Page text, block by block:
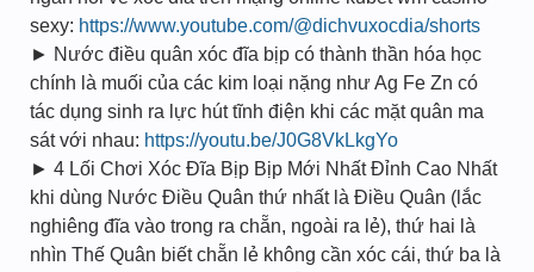
sexy: https://www.youtube.com/@dichvuxocdia/shorts
► Nước điều quân xóc đĩa bịp có thành thần hóa học
chính là muối của các kim loại nặng như Ag Fe Zn có
tác dụng sinh ra lực hút tĩnh điện khi các mặt quân ma
sát với nhau: https://youtu.be/J0G8VkLkgYo
► 4 Lối Chơi Xóc Đĩa Bịp Bịp Mới Nhất Đỉnh Cao Nhất
khi dùng Nước Điều Quân thứ nhất là Điều Quân (lắc
nghiêng đĩa vào trong ra chẵn, ngoài ra lẻ), thứ hai là
nhìn Thế Quân biết chẵn lẻ không cần xóc cái, thứ ba là